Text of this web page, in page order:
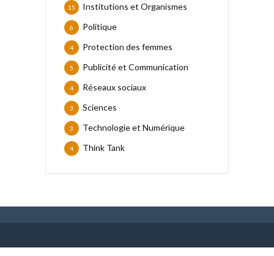
Institutions et Organismes
15
Politique
6
Protection des femmes
4
Publicité et Communication
5
Réseaux sociaux
4
Sciences
3
Technologie et Numérique
3
Think Tank
4